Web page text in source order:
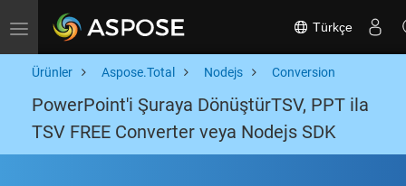
Toggle navigation Türkçe
Ürünler Aspose.Total Nodejs Conversion
PowerPoint'i Şuraya DönüştürTSV, PPT ila
TSV FREE Converter veya Nodejs SDK